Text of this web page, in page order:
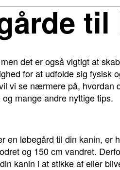
det er også vigtigt at
for at udfolde sig fysisk
vi se nærmere på, hvordan
mange andre nyttige tips.
en løbegård til din kanin, er
og 150 cm vandret.
kanin i at stikke af eller